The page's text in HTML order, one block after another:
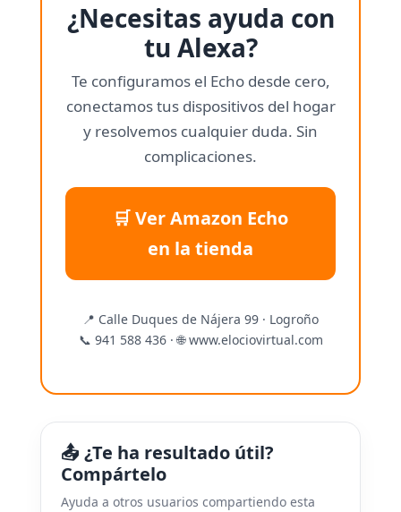
¿Necesitas ayuda con
tu Alexa?
Te configuramos el Echo desde cero,
conectamos tus dispositivos del hogar
y resolvemos cualquier duda. Sin
complicaciones.
🛒 Ver Amazon Echo
en la tienda
📍 Calle Duques de Nájera 99 · Logroño
📞 941 588 436 · 🌐 www.elociovirtual.com
📤 ¿Te ha resultado útil?
Compártelo
Ayuda a otros usuarios compartiendo esta